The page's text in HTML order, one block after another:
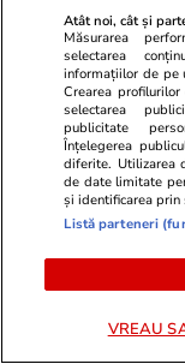
ULTIMELE
Alte sporturi
Cine
din Ungaria
încep cursa
Bani și Afaceri
Șoferii din
asigurători la
Atât noi, cât și
Măsurarea
selectarea
informațiilor de pe
Crearea
selectarea
publicitate
Înțelegerea
diferite. Utilizarea
de date limitate
și identificarea prin
Listă parteneri
VREAU